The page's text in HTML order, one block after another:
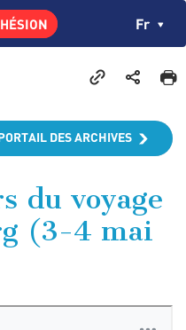
Fr
DES ARCHIVES
du voyage
(3-4 mai